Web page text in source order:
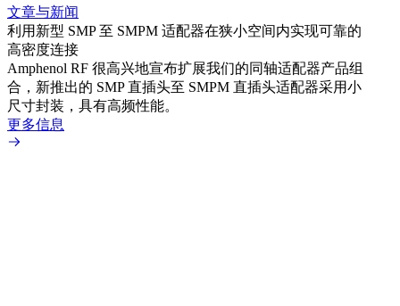
文章与新闻
利用新型 SMP 至 SMPM 适配器在狭小空间内实现可靠的
高密度连接
Amphenol RF 很高兴地宣布扩展我们的同轴适配器产品组
合，新推出的 SMP 直插头至 SMPM 直插头适配器采用小
尺寸封装，具有高频性能。
更多信息